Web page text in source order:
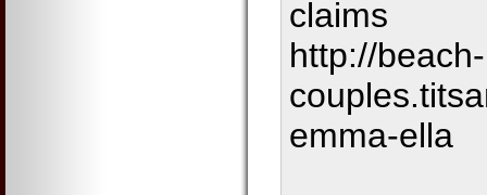
claims
http://beach-
emma-ella